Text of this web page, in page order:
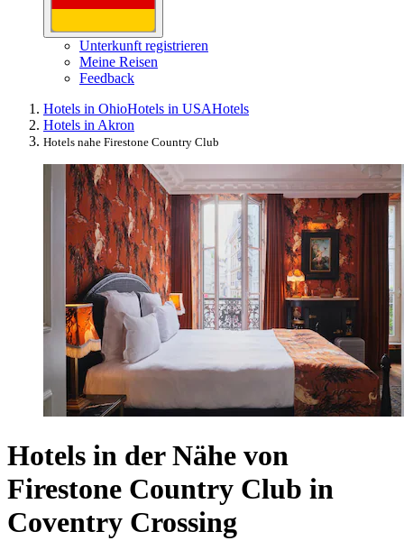
Unterkunft registrieren
Meine Reisen
Feedback
Hotels in OhioHotels in USAHotels
Hotels in Akron
Hotels nahe Firestone Country Club
Hotels in der Nähe von
Firestone Country Club in
Coventry Crossing